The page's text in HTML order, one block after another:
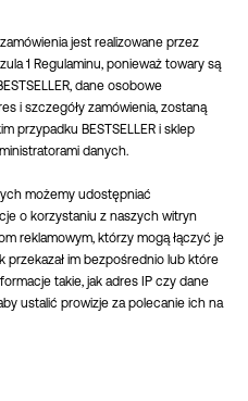
jest realizowane przez
1 Regulaminu, ponieważ towary są
dane osobowe
i szczegóły zamówienia, zostaną
przypadku BESTSELLER i sklep
danych.
możemy udostępniać
o korzystaniu z naszych witryn
reklamowym, którzy mogą łączyć je
przekazał im bezpośrednio lub które
takie, jak adres IP czy dane
ustalić prowizje za polecanie ich na